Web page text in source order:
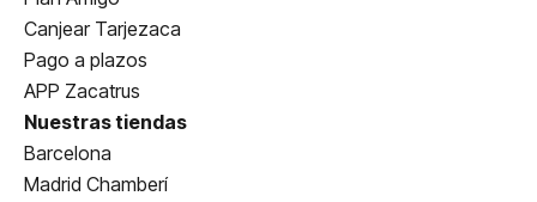
Canjear Tarjezaca
Pago a plazos
APP Zacatrus
Nuestras tiendas
Barcelona
Madrid Chamberí